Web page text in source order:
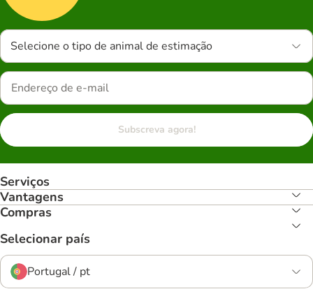
Selecione o tipo de animal de estimação
Subscreva agora!
Serviços
Vantagens
Compras
Selecionar país
Portugal / pt